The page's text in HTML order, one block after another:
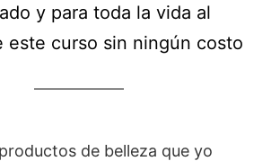
y para toda la vida al
este curso sin ningún costo
habilidades con las técnicas